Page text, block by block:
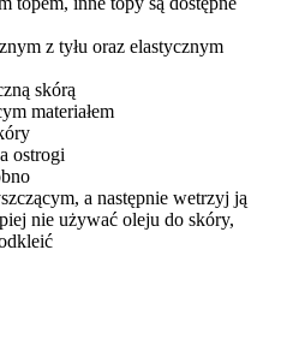
z tyłu oraz elastycznym
skórą
materiałem
ostrogi
a następnie wetrzyj ją
nie używać oleju do skóry,